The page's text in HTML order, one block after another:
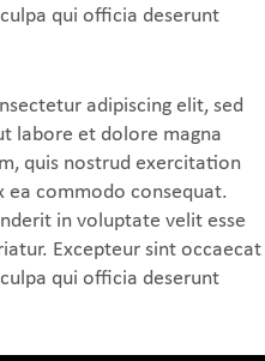
qui officia deserunt
adipiscing elit, sed
labore et dolore magna
quis nostrud exercitation
ea commodo consequat.
in voluptate velit esse
Excepteur sint occaecat
qui officia deserunt